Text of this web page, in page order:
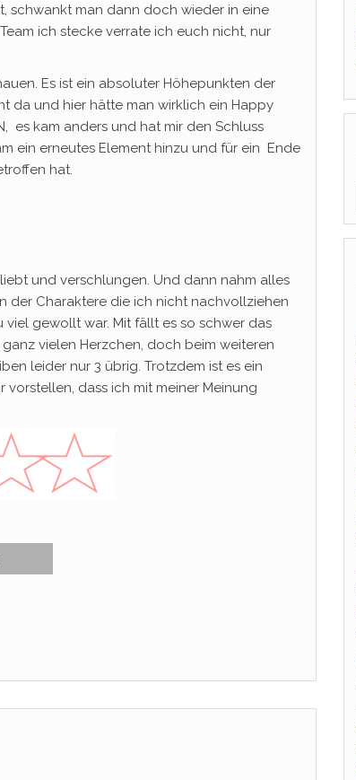
schwankt man dann doch wieder in eine
ich stecke verrate ich euch nicht, nur
Es ist ein absoluter Höhepunkten der
da und hier hätte man wirklich ein Happy
es kam anders und hat mir den Schluss
ein erneutes Element hinzu und für ein Ende
hat.
und verschlungen. Und dann nahm alles
der Charaktere die ich nicht nachvollziehen
gewollt war. Mit fällt es so schwer das
vielen Herzchen, doch beim weiteren
leider nur 3 übrig. Trotzdem ist es ein
dass ich mit meiner Meinung